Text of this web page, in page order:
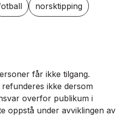
norsktipping
får ikke tilgang.
ikke dersom
overfor publikum i
oppstå under avviklingen av